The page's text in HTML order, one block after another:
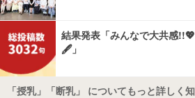
結果発表「みんなで大共感
🖋️」
「授乳」「断乳」 についてもっと詳しく